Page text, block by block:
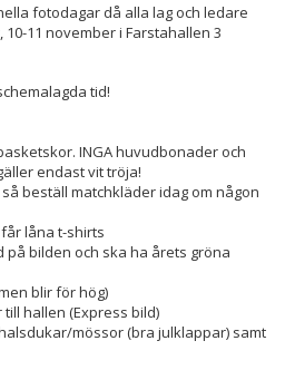
fotodagar då alla lag och ledare
11 november i Farstahallen 3
tid!
INGA huvudbonader och
endast vit tröja!
beställ matchkläder idag om någon
låna t-shirts
bilden och ska ha årets gröna
blir för hög)
hallen (Express bild)
mössor (bra julklappar) samt